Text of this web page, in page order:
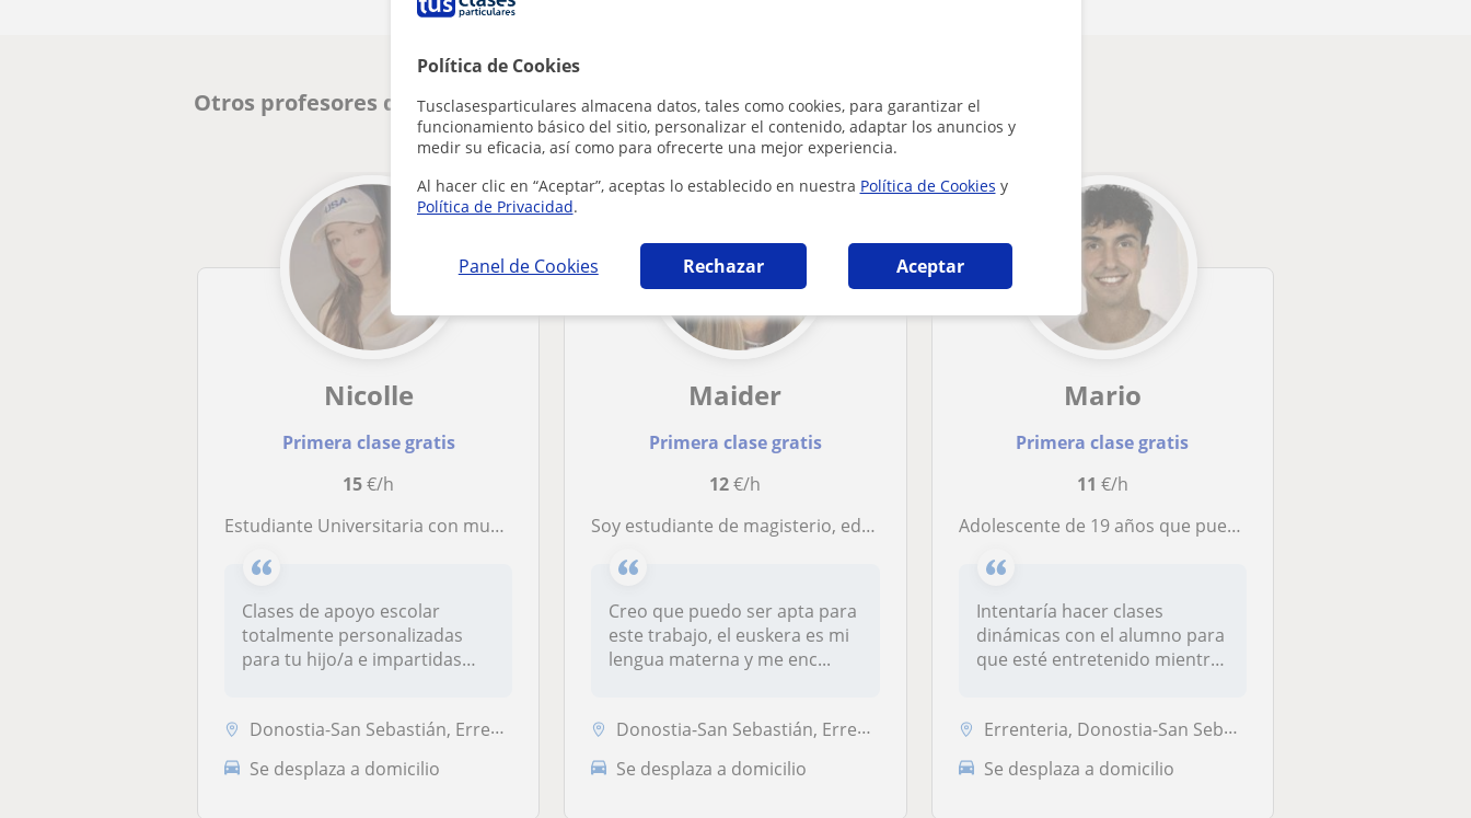
Política de Cookies
Tusclasesparticulares almacena datos, tales como cookies, para garantizar el
funcionamiento básico del sitio, personalizar el contenido, adaptar los anuncios y
medir su eficacia, así como para ofrecerte una mejor experiencia.
Al hacer clic en “Aceptar”, aceptas lo establecido en nuestra Política de Cookies y
Política de Privacidad.
Panel de Cookies Rechazar Aceptar
Otros profesores de Primaria en Errenteria que pueden interesarte
Nicolle
Primera clase gratis
15€/h
Estudiante Universitaria con muy buenas Calificaciones en mi curso escolar.
Clases de apoyo escolar
totalmente personalizadas
para tu hijo/a e impartidas
Donostia-San Sebastián, Errenteria, Lezo, Pasaia
Se desplaza a domicilio
Maider
Primera clase gratis
12€/h
Soy estudiante de magisterio, educación primaria en euskera
Creo que puedo ser apta para
este trabajo, el euskera es mi
lengua materna y me enc...
Donostia-San Sebastián, Errenteria, Lezo, Pasaia
Se desplaza a domicilio
Mario
Primera clase gratis
11 €/h
Adolescente de 19 años que puedo impartir clases de cualquier materia de primaria.
Intentaría hacer clases
dinámicas con el alumno para
que esté entretenido mientras
Errenteria, Donostia-San Sebastián, Irun, Lezo, Oiartzun, Pasaia
Se desplaza a domicilio